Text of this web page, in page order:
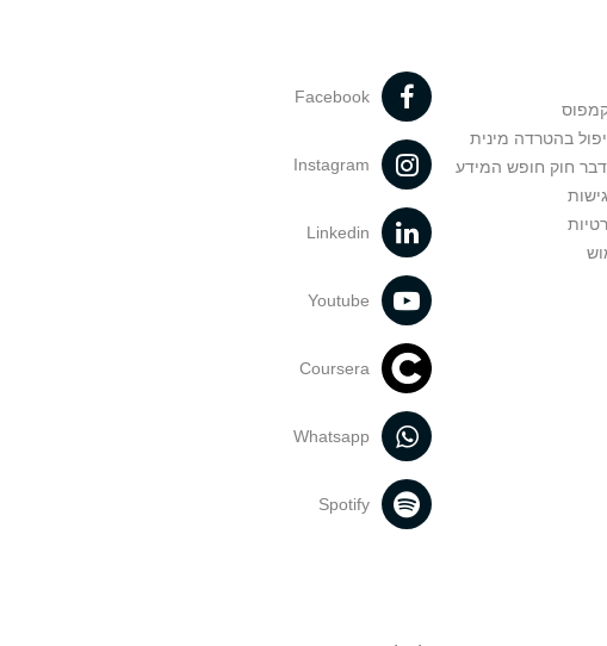
בהטרדה מינית
חוק חופש המידע
Facebook
Instagram
Linkedin
Youtube
Coursera
Whatsapp
Spotify